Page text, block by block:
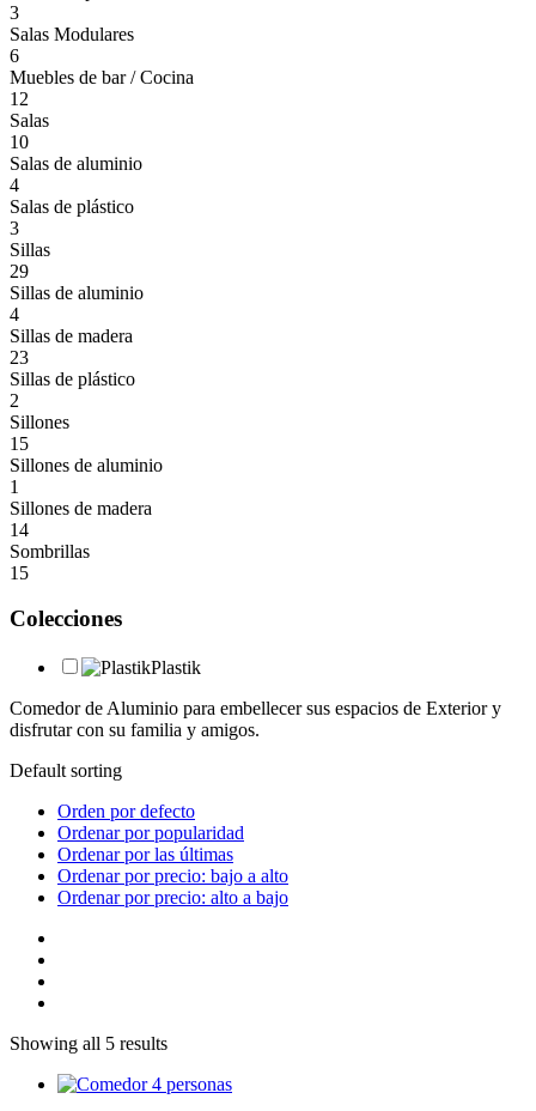
3
Salas Modulares
6
Muebles de bar / Cocina
12
Salas
10
Salas de aluminio
4
Salas de plástico
3
Sillas
29
Sillas de aluminio
4
Sillas de madera
23
Sillas de plástico
2
Sillones
15
Sillones de aluminio
1
Sillones de madera
14
Sombrillas
15
Colecciones
Plastik
Comedor de Aluminio para embellecer sus espacios de Exterior y
disfrutar con su familia y amigos.
Default sorting
Orden por defecto
Ordenar por popularidad
Ordenar por las últimas
Ordenar por precio: bajo a alto
Ordenar por precio: alto a bajo
Showing all 5 results